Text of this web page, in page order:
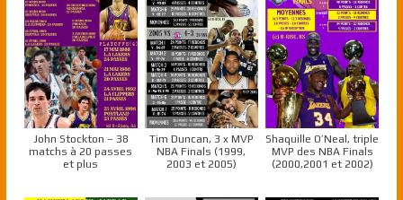
John Stockton – 38
matchs à 20 passes
et plus
Tim Duncan, 3 x MVP
NBA Finals (1999,
2003 et 2005)
Shaquille O’Neal, triple
MVP des NBA Finals
(2000,2001 et 2002)